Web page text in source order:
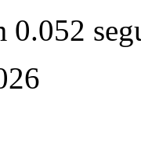
0.052